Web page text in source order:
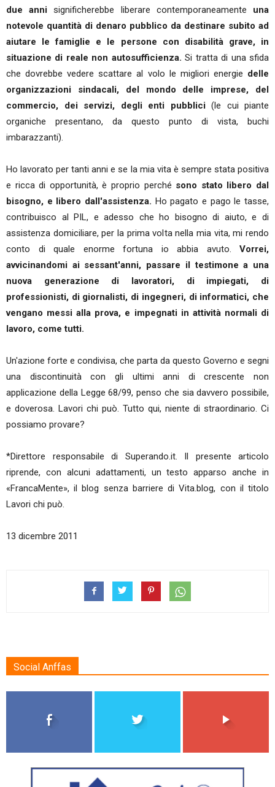
due annisignificherebbe liberare contemporaneamente una
notevole quantità di denaro pubblico da destinare subito ad
aiutare le famiglie e le persone con disabilità grave, in
situazione di reale non autosufficienza. Si tratta di una sfida
che dovrebbe vedere scattare al volo le migliori energie delle
organizzazioni sindacali, del mondo delle imprese, del
commercio, dei servizi, degli enti pubblici (le cui piante
organiche presentano, da questo punto di vista, buchi
imbarazzanti).
Ho lavorato per tanti anni e se la mia vita è sempre stata positiva
e ricca di opportunità, è proprio perché sono stato libero dal
bisogno, e libero dall'assistenza. Ho pagato e pago le tasse,
contribuisco al PIL, e adesso che ho bisogno di aiuto, e di
assistenza domiciliare, per la prima volta nella mia vita, mi rendo
conto di quale enorme fortuna io abbia avuto. Vorrei,
avvicinandomi ai sessant'anni, passare il testimone a una
nuova generazione di lavoratori, di impiegati, di
professionisti, di giornalisti, di ingegneri, di informatici, che
vengano messi alla prova, e impegnati in attività normali di
lavoro, come tutti.
Un'azione forte e condivisa, che parta da questo Governo e segni
una discontinuità con gli ultimi anni di crescente non
applicazione della Legge 68/99, penso che sia davvero possibile,
e doverosa. Lavori chi può. Tutto qui, niente di straordinario. Ci
possiamo provare?
*Direttore responsabile di Superando.it. Il presente articolo
riprende, con alcuni adattamenti, un testo apparso anche in
«FrancaMente», il blog senza barriere di Vita.blog, con il titolo
Lavori chi può.
13 dicembre 2011
Social Anffas